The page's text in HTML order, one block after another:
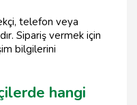
telefon veya
Sipariş vermek için
bilgilerini
hangi